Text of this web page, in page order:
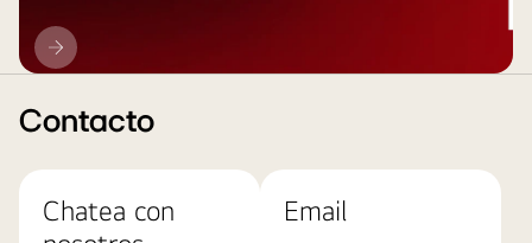
LG
actualización
Contacto
Chatea con
Email